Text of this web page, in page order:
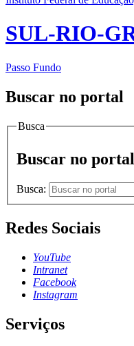
SUL-RIO-
Passo Fundo
Buscar no portal
Busca
Buscar no portal
Busca:
Redes Sociais
YouTube
Intranet
Facebook
Instagram
Serviços